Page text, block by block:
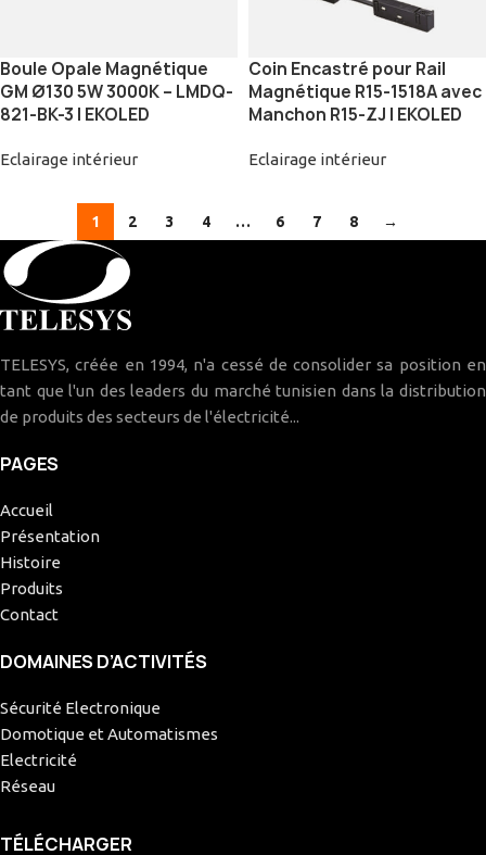
Boule Opale Magnétique
GM Ø130 5W 3000K – LMDQ-
821-BK-3 | EKOLED
Eclairage intérieur
Coin Encastré pour Rail
Magnétique R15-1518A avec
Manchon R15-ZJ | EKOLED
Eclairage intérieur
1 2 3 4 … 6 7 8 →
TELESYS, créée en 1994, n'a cessé de consolider sa position en
tant que l'un des leaders du marché tunisien dans la distribution
de produits des secteurs de l'électricité...
PAGES
Accueil
Présentation
Histoire
Produits
Contact
DOMAINES D’ACTIVITÉS
Sécurité Electronique
Domotique et Automatismes
Electricité
Réseau
TÉLÉCHARGER